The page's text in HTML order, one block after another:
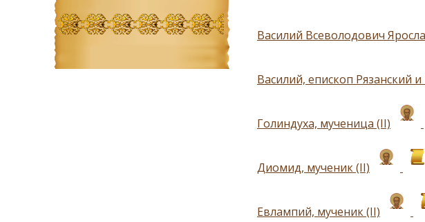
Василий Всеволодович
Василий, епископ Рязанский
Голиндуха, мученица (II)
Диомид, мученик (II)
Евлампий, мученик (II)